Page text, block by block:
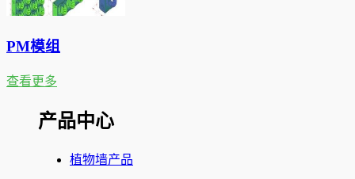
PM模组
查看更多
产品中心
植物墙产品